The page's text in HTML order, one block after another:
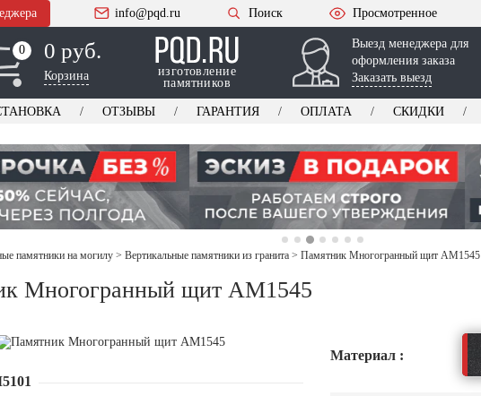
info@pqd.ru Поиск Просмотренное
0
0 0 руб.
Корзина
изготовление
памятников
Выезд менеджера для
оформления заказа
Заказать выезд
ОТЗЫВЫ ГАРАНТИЯ ОПЛАТА СКИДКИ
памятники на могилу > Вертикальные памятники из гранита > Памятник Многогранный щит AM1545
Многогранный щит AM1545
Материал :